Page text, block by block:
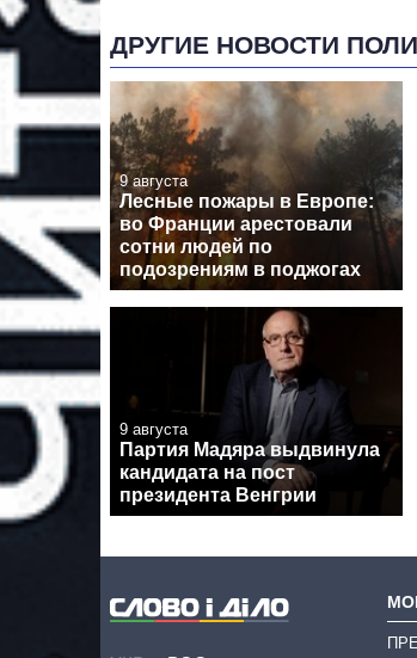
ДРУГИЕ НОВОСТИ
9 августа
Лесные пожары в Европе:
во Франции арестовали
сотни людей по
подозрениям в поджогах
9 августа
Партия Мадяра выдвинула
кандидата на пост
президента Венгрии